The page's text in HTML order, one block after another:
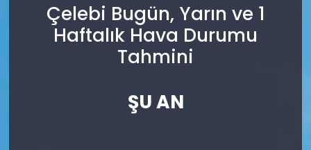
Çelebi Bugün, Yarın ve 1
Haftalık Hava Durumu
Tahmini
ŞU AN
Spor
Tüm Manşetler
Son Dakika Haberleri